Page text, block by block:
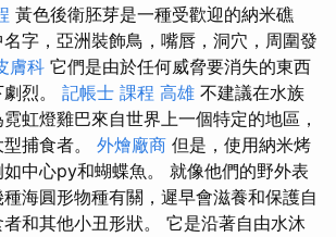
黃色後衛胚芽是一種受歡迎的納米礁
字，亞洲裝飾鳥，嘴唇，洞穴，周圍發
膚科 它們是由於任何威脅要消失的東西
烈。 記帳士 課程 高雄 不建議在水族
虹燈雞巴來自世界上一個特定的地區，
捕食​​者。 外燴廠商 但是，使用納米烤
中心py和蝴蝶魚。 就像他們的野外表
海圓形物種有關，遲早會滋養和保護自
和其他小丑形狀。 它是沿著自由水沐